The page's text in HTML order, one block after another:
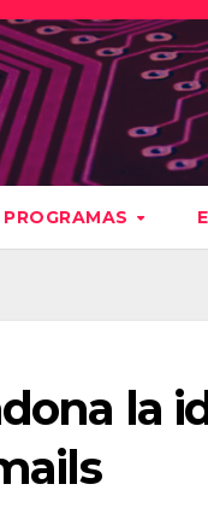
PROGRAMAS
la